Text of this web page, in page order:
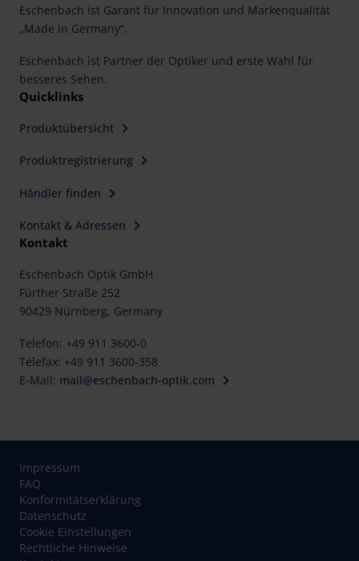
Eschenbach ist Garant für Innovation und Markenqualität
„Made in Germany“.
Eschenbach ist Partner der Optiker und erste Wahl für
besseres Sehen.
Quicklinks
Produktübersicht
Produktregistrierung
Händler finden
Kontakt & Adressen
Kontakt
Eschenbach Optik GmbH
Fürther Straße 252
90429 Nürnberg, Germany
Telefon: +49 911 3600-0
Telefax: +49 911 3600-358
E-Mail: mail@eschenbach-optik.com
Impressum
FAQ
Konformitätserklärung
Datenschutz
Cookie Einstellungen
Rechtliche Hinweise